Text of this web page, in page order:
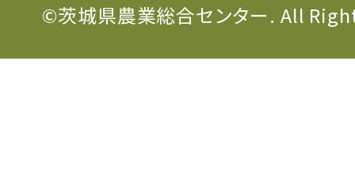
©茨城県農業総合センター. All